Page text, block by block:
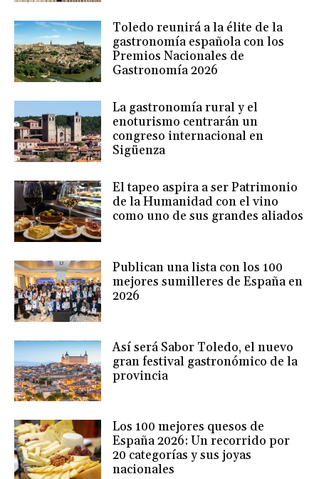
Toledo reunirá a la élite de la
gastronomía española con los
Premios Nacionales de
Gastronomía 2026
La gastronomía rural y el
enoturismo centrarán un
congreso internacional en
Sigüenza
El tapeo aspira a ser Patrimonio
de la Humanidad con el vino
como uno de sus grandes aliados
Publican una lista con los 100
mejores sumilleres de España en
2026
Así será Sabor Toledo, el nuevo
gran festival gastronómico de la
provincia
Los 100 mejores quesos de
España 2026: Un recorrido por
20 categorías y sus joyas
nacionales